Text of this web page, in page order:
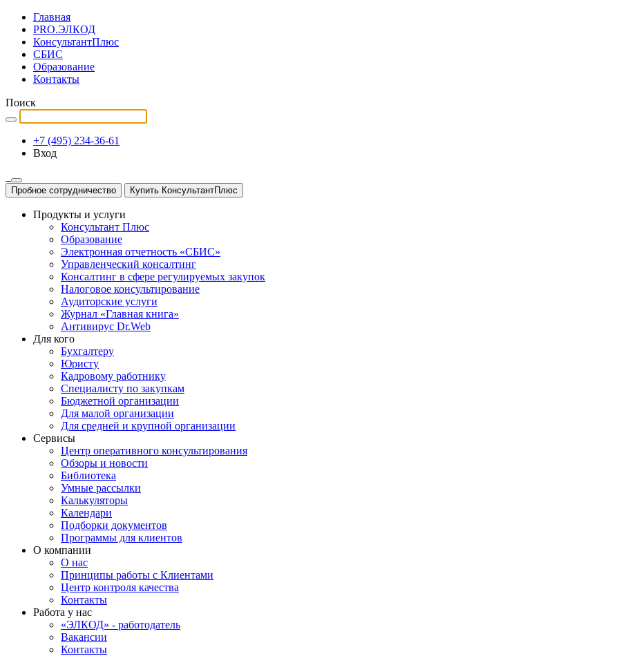
Главная
PRO.ЭЛКОД
КонсультантПлюс
СБИС
Образование
Контакты
Поиск
+7 (495) 234-36-61
Вход
Пробное сотрудничество Купить КонсультантПлюс
Продукты и услуги
Консультант Плюс
Образование
Электронная отчетность «СБИС»
Управленческий консалтинг
Консалтинг в сфере регулируемых закупок
Налоговое консультирование
Аудиторские услуги
Журнал «Главная книга»
Антивирус Dr.Web
Для кого
Бухгалтеру
Юристу
Кадровому работнику
Специалисту по закупкам
Бюджетной организации
Для малой организации
Для средней и крупной организации
Сервисы
Центр оперативного консультирования
Обзоры и новости
Библиотека
Умные рассылки
Калькуляторы
Календари
Подборки документов
Программы для клиентов
О компании
О нас
Принципы работы с Клиентами
Центр контроля качества
Контакты
Работа у нас
«ЭЛКОД» - работодатель
Вакансии
Контакты